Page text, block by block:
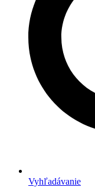
Vyhľadávanie